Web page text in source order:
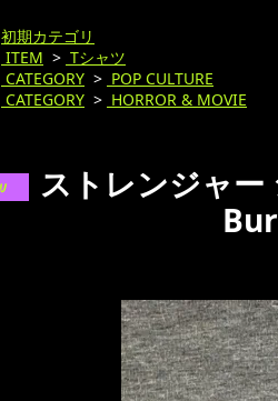
初期カテゴリ
ITEM > Tシャツ
CATEGORY > POP CULTURE
CATEGORY > HORROR & MOVIE
ストレンジャ